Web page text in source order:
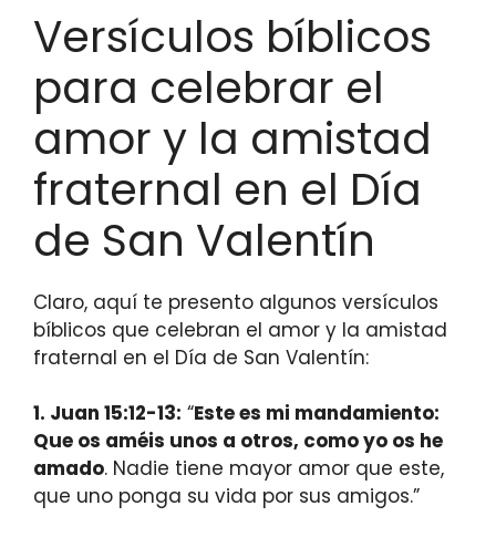
Versículos bíblicos
para celebrar el
amor y la amistad
fraternal en el Día
de San Valentín
Claro, aquí te presento algunos versículos
bíblicos que celebran el amor y la amistad
fraternal en el Día de San Valentín:
1. Juan 15:12-13: “Este es mi mandamiento:
Que os améis unos a otros, como yo os he
amado. Nadie tiene mayor amor que este,
que uno ponga su vida por sus amigos.”